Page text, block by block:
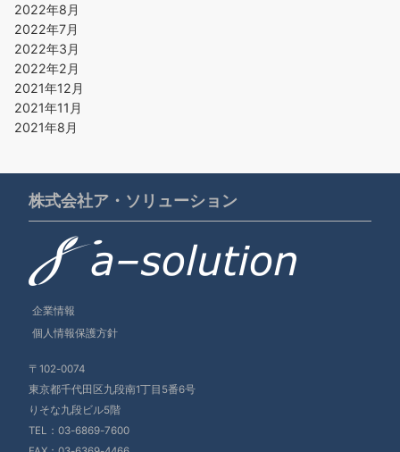
2022年8月
2022年7月
2022年3月
2022年2月
2021年12月
2021年11月
2021年8月
株式会社ア・ソリューション
企業情報
個人情報保護方針
〒102-0074
東京都千代田区九段南1丁目5番6号
りそな九段ビル5階
TEL： 03-6869-7600